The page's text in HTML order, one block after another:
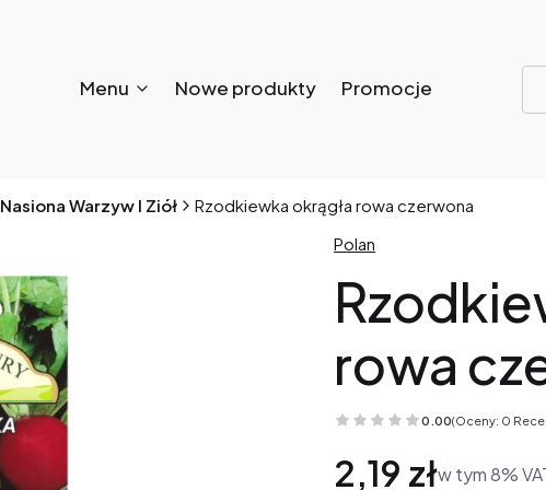
Menu Nowe produkty Promocje
Nasiona Warzyw I Ziół
Rzodkiewka okrągła rowa czerwona
Polan
rowa
0.00(Oceny: 0
Cena
2,19 złw tym 8%
w tym8%